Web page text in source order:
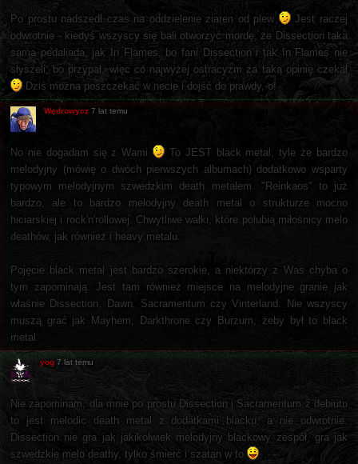
Po prostu nadszedł czas na oddzielenie ziaren od plew
Jest raczej
odwrotnie - kiedyś wszyscy się bali otworzyć mordę, że Dissection taka
sama pedaliada, jak In Flames, bo fani Dissection i tak In Flames nie
słyszeli, bo przypał, więc co najwyżej ostracyzm za taką opinię czekał
Dziś można poszczekać w necie i dojść do prawdy, o!
Wędrowycz 7 lat temu
No nie dogadam się z Wami
To JEST black metal, tyle że bardzo
melodyjny (mówię o dwóch pierwszych albumach) dodatkowo wsparty
typowym melodyjnym szwedzkim death metalem. "Reinkaos" to już
bardzo, ale to bardzo melodyjny death metal o strukturze mocno
hiciarskiej i rock'n'rollowej. Chwytliwe wałki, które polubią miłośnicy melo
deathów, jak również i heavy metalu.
Pojęcie black metal jest bardzo szerokie, a niektórzy z Was chyba o
tym zapominają. Jest tam również miejsce na melodyjne granie jak
właśnie Dissection, Dawn, Sacramentum czy Vinterland. Nie wszyscy
muszą grać jak Mayhem, Darkthrone czy Burzum, żeby był to black
metal.
yog 7 lat temu
Nie zapominam, dla mnie po prostu Dissection i Sacramentum z debiutu
to jest melodic death metal z dodatkami blacku, a nie odwrotnie.
Dissection nie gra jak jakikolwiek melodyjny blackowy zespół, gra jak
szwedzkie melo deathy, tylko śmierć i szatan w to